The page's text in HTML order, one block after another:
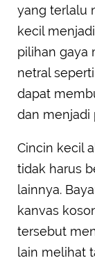
yang terlalu
kecil
pilihan gaya
netral
dapat
dan menjadi
Cincin kecil
tidak harus
lainnya.
kanvas
tersebut
lain melihat